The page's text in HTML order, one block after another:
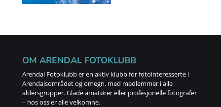
OM ARENDAL FOTOKLUBB
Arendal Fotoklubb er en aktiv klubb for fotointeresserte i
Arendalsområdet og omegn, med medlemmer i alle
aldersgrupper. Glade amatører eller profesjonelle fotografer
– hos oss er alle velkomne.